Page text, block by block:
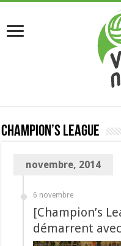
Champion’s League
novembre, 2014
6 novembre
[Champion’s
démarrent